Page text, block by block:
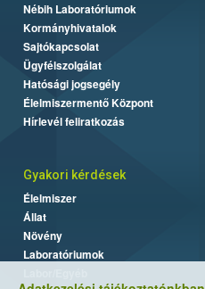
Nébih Laboratóriumok
Kormányhivatalok
Sajtókapcsolat
Ügyfélszolgálat
Hatósági jogsegély
Élelmiszermentő Központ
Hírlevél feliratkozás
Gyakori kérdések
Élelmiszer
Állat
Növény
Laboratóriumok